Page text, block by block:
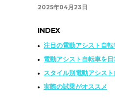
2025年04月23日
INDEX
注目の電動アシスト自転
電動アシスト自転車を
スタイル別電動アシス
実際の試乗がオススメ